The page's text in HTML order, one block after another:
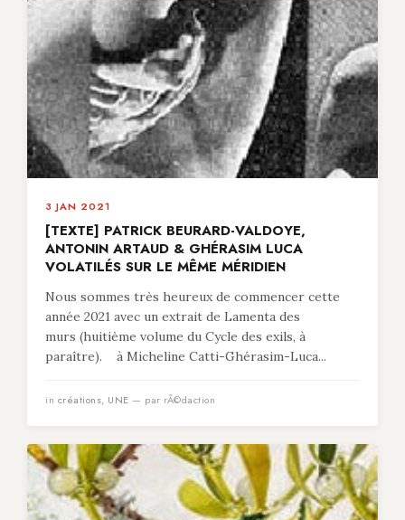
3 JAN 2021
[TEXTE] PATRICK BEURARD-VALDOYE,
ANTONIN ARTAUD & GHÉRASIM LUCA
VOLATILÉS SUR LE MÊME MÉRIDIEN
Nous sommes très heureux de commencer cette
année 2021 avec un extrait de Lamenta des
murs (huitième volume du Cycle des exils, à
paraître). à Micheline Catti-Ghérasim-Luca...
in créations, UNE — par rÃ©daction